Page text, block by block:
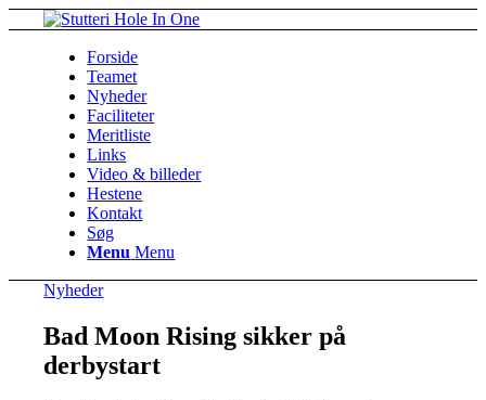
Forside
Teamet
Nyheder
Faciliteter
Meritliste
Links
Video & billeder
Hestene
Kontakt
Søg
Menu Menu
Nyheder
Bad Moon Rising sikker på
derbystart